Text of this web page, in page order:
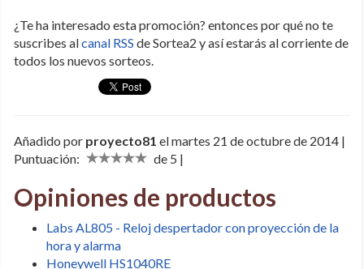
¿Te ha interesado esta promoción? entonces por qué no te
suscribes alcanal RSS de Sortea2 y así estarás al corriente de
todos los nuevos sorteos.
Añadido por proyecto81 el martes 21 de octubre de 2014 |
Puntuación:
de 5 |
Opiniones de productos
Labs AL805 - Reloj despertador con proyección de la
hora y alarma
Honeywell HS1040RE